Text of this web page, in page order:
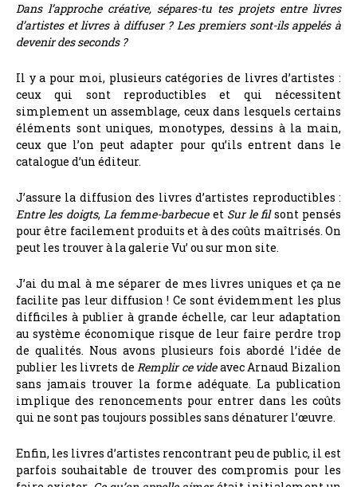
Dans l’approche créative, sépares-tu tes projets entre livres
d’artistes et livres à diffuser ? Les premiers sont-ils appelés à
devenir des seconds ?
Il y a pour moi, plusieurs catégories de livres d’artistes :
ceux qui sont reproductibles et qui nécessitent
simplement un assemblage, ceux dans lesquels certains
éléments sont uniques, monotypes, dessins à la main,
ceux que l’on peut adapter pour qu’ils entrent dans le
catalogue d’un éditeur.
J’assure la diffusion des livres d’artistes reproductibles :
Entre les doigts, La femme-barbecueet Sur le filsont pensés
pour être facilement produits et à des coûts maîtrisés. On
peut les trouver à la galerie Vu’ ou sur mon site.
J’ai du mal à me séparer de mes livres uniques et ça ne
facilite pas leur diffusion ! Ce sont évidemment les plus
difficiles à publier à grande échelle, car leur adaptation
au système économique risque de leur faire perdre trop
de qualités. Nous avons plusieurs fois abordé l’idée de
publier les livrets deRemplir ce videavec Arnaud Bizalion
sans jamais trouver la forme adéquate. La publication
implique des renoncements pour entrer dans les coûts
qui ne sont pas toujours possibles sans dénaturer l’œuvre.
Enfin, les livres d’artistes rencontrant peu de public, il est
parfois souhaitable de trouver des compromis pour les